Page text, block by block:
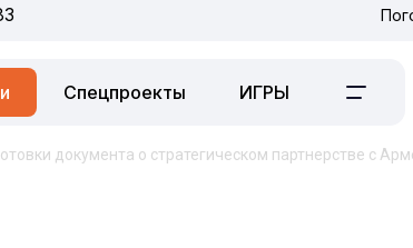
Спецпроекты ИГРЫ
документа о стратегическом партнерстве с